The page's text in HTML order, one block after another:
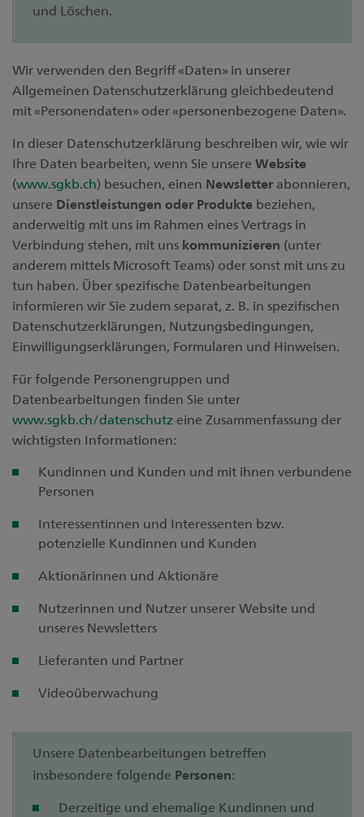
und Löschen.
Wir verwenden den Begriff «Daten» in unserer
Allgemeinen Datenschutzerklärung gleichbedeutend
mit «Personendaten» oder «personenbezogene Daten».
In dieser Datenschutzerklärung beschreiben wir, wie wir
Ihre Daten bearbeiten, wenn Sie unsere Website
(www.sgkb.ch) besuchen, einen Newsletter abonnieren,
unsere Dienstleistungen oder Produkte beziehen,
anderweitig mit uns im Rahmen eines Vertrags in
Verbindung stehen, mit uns kommunizieren (unter
anderem mittels Microsoft Teams) oder sonst mit uns zu
tun haben. Über spezifische Datenbearbeitungen
informieren wir Sie zudem separat, z. B. in spezifischen
Datenschutzerklärungen, Nutzungsbedingungen,
Einwilligungserklärungen, Formularen und Hinweisen.
Für folgende Personengruppen und
Datenbearbeitungen finden Sie unter
www.sgkb.ch/datenschutz eine Zusammenfassung der
wichtigsten Informationen:
Kundinnen und Kunden und mit ihnen verbundene
Personen
Interessentinnen und Interessenten bzw.
potenzielle Kundinnen und Kunden
Aktionärinnen und Aktionäre
Nutzerinnen und Nutzer unserer Website und
unseres Newsletters
Lieferanten und Partner
Videoüberwachung
Unsere Datenbearbeitungen betreffen
insbesondere folgende Personen:
Derzeitige und ehemalige Kundinnen und